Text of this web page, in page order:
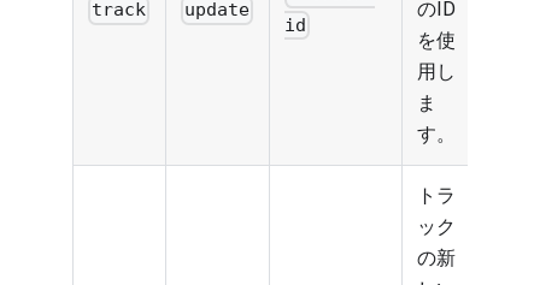
track update
id
のID
を使
用し
ま
す。
トラ
ック
の新